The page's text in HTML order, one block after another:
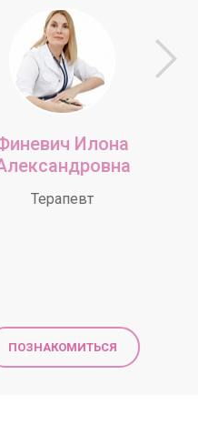
Илона
Терапевт
ПОЗНАКОМИТЬСЯ